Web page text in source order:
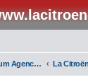
Forum Agence CX